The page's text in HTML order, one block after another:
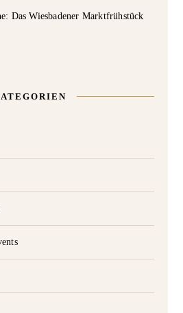
Das Wiesbadener Marktfrühstück